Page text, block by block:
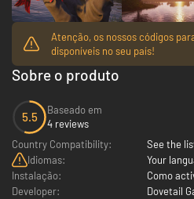
Atenção, os nossos códigos
disponíveis no seu país!
Sobre o produto
5.5
Baseado em
4 reviews
Country Compatibility:
See the
Idiomas:
Your
Instalação:
Como
Developer:
Dovetail